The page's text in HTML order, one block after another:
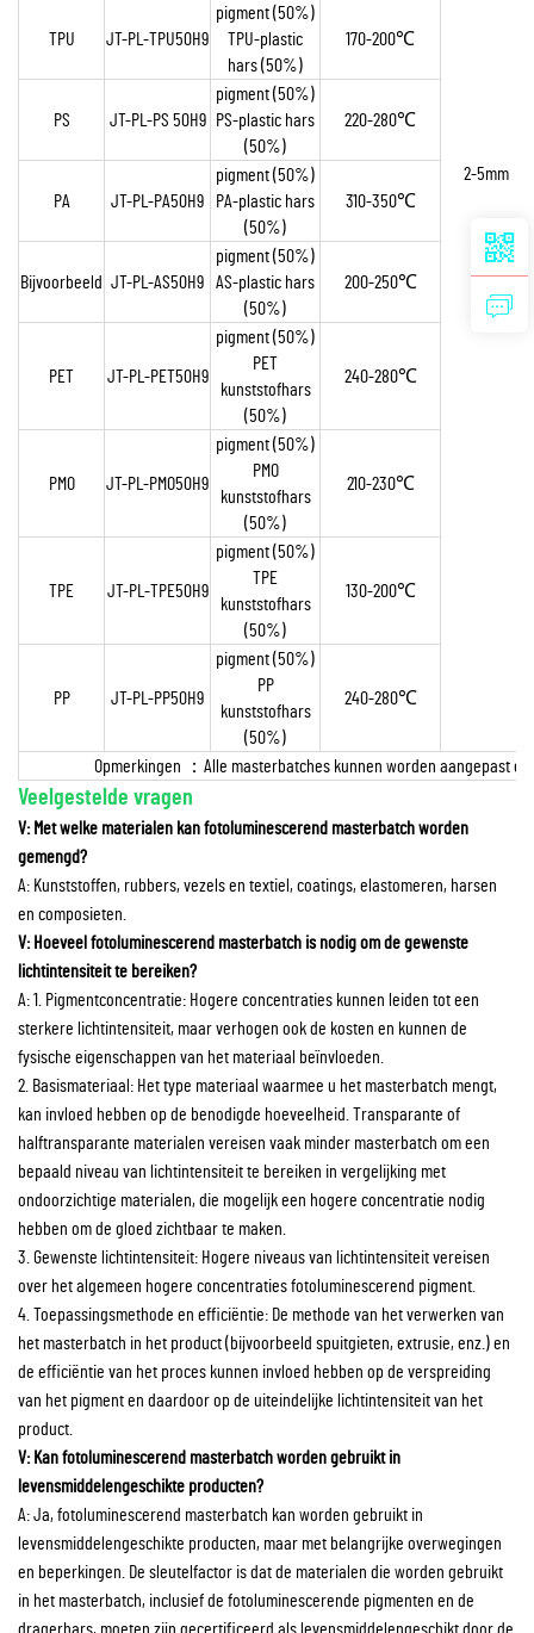
2-5mm
TPU JT-PL-TPU50H9
pigment (50%)
TPU-plastic
hars (50%)
170-200℃
PS JT-PL-PS 50H9
pigment (50%)
PS-plastic hars
(50%)
220-280℃
PA JT-PL-PA50H9
pigment (50%)
PA-plastic hars
(50%)
310-350℃
Bijvoorbeeld JT-PL-AS50H9
pigment (50%)
AS-plastic hars
(50%)
200-250℃
PET JT-PL-PET50H9
pigment (50%)
PET
kunststofhars
(50%)
240-280℃
PMO JT-PL-PMO50H9
pigment (50%)
PMO
kunststofhars
(50%)
210-230℃
TPE JT-PL-TPE50H9
pigment (50%)
TPE
kunststofhars
(50%)
130-200℃
PP JT-PL-PP50H9
pigment (50%)
PP
kunststofhars
(50%)
240-280℃
Opmerkingen ： Alle masterbatches kunnen worden aangepast
Veelgestelde vragen
V: Met welke materialen kan fotoluminescerend masterbatch worden
gemengd?
A: Kunststoffen, rubbers, vezels en textiel, coatings, elastomeren, harsen
en composieten.
V: Hoeveel fotoluminescerend masterbatch is nodig om de gewenste
lichtintensiteit te bereiken?
A: 1. Pigmentconcentratie: Hogere concentraties kunnen leiden tot een
sterkere lichtintensiteit, maar verhogen ook de kosten en kunnen de
fysische eigenschappen van het materiaal beïnvloeden.
2. Basismateriaal: Het type materiaal waarmee u het masterbatch mengt,
kan invloed hebben op de benodigde hoeveelheid. Transparante of
halftransparante materialen vereisen vaak minder masterbatch om een
bepaald niveau van lichtintensiteit te bereiken in vergelijking met
ondoorzichtige materialen, die mogelijk een hogere concentratie nodig
hebben om de gloed zichtbaar te maken.
3. Gewenste lichtintensiteit: Hogere niveaus van lichtintensiteit vereisen
over het algemeen hogere concentraties fotoluminescerend pigment.
4. Toepassingsmethode en efficiëntie: De methode van het verwerken van
het masterbatch in het product (bijvoorbeeld spuitgieten, extrusie, enz.) en
de efficiëntie van het proces kunnen invloed hebben op de verspreiding
van het pigment en daardoor op de uiteindelijke lichtintensiteit van het
product.
V: Kan fotoluminescerend masterbatch worden gebruikt in
levensmiddelengeschikte producten?
A: Ja, fotoluminescerend masterbatch kan worden gebruikt in
levensmiddelengeschikte producten, maar met belangrijke overwegingen
en beperkingen. De sleutelfactor is dat de materialen die worden gebruikt
in het masterbatch, inclusief de fotoluminescerende pigmenten en de